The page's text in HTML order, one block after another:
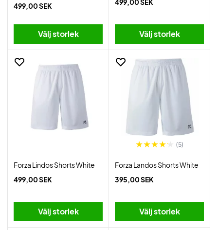
499,00 SEK
Välj storlek
499,00 SEK
Välj storlek
Forza Lindos Shorts White
499,00 SEK
Välj storlek
(5)
Forza Landos Shorts White
395,00 SEK
Välj storlek